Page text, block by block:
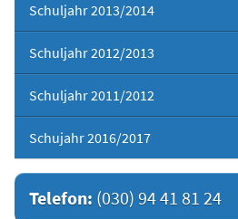
Schuljahr 2013/2014
Schuljahr 2012/2013
Schuljahr 2011/2012
Schujahr 2016/2017
Telefon: (030) 94 41 81 24